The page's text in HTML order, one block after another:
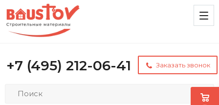
+7 (495) 212-06-41 Заказать звонок